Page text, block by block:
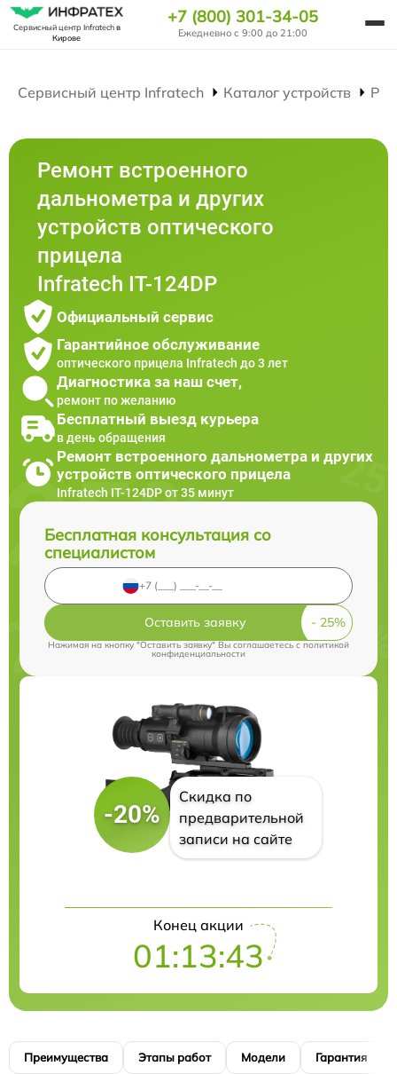
Сервисный центр Infratechв
Кирове
+7 (800) 301-34-05
Ежедневно с 9:00 до 21:00
Сервисный центр Infratech Каталог устройств
Ремонт встроенного
дальнометра и других
устройств оптического
прицела
Infratech IT-124DP
Официальный сервис
Гарантийное обслуживание
оптического прицела Infratech до 3 лет
Диагностика за наш счет,
ремонт по желанию
Бесплатный выезд курьера
в день обращения
Ремонт встроенного дальнометра и других
устройств оптического прицела
Infratech IT-124DP от 35 минут
Бесплатная консультация со
специалистом
Оставить заявку
Нажимая на кнопку "Оставить заявку" Вы соглашаетесь cполитикой
конфиденциальности
-20%
Скидка по
предварительной
записи на сайте
Конец акции
01:13:42
Преимущества Этапы работ Модели Гарантия